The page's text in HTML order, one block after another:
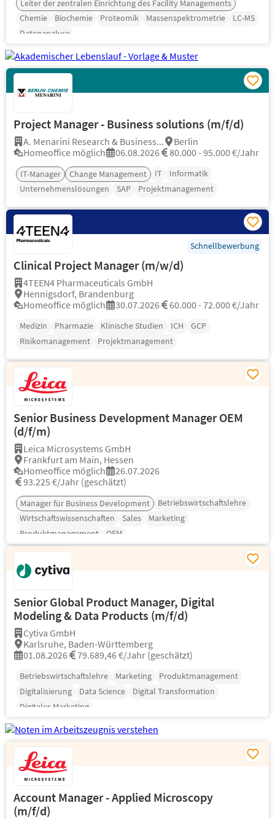
Leiter der zentralen Einrichtung des Facility Managements
Chemie
Biochemie Proteomik Massenspektrometrie
LC-MS
Datenanalyse
Project Manager - Business solutions (m/f/d)
A. Menarini Research & Business...
Berlin
Homeoffice möglich
06.08.2026 80.000 - 95.000 €/Jahr
IT-Manager Change Management IT
Informatik
Unternehmenslösungen
SAP Projektmanagement
Schnellbewerbung
Clinical Project Manager (m/w/d)
4TEEN4 Pharmaceuticals GmbH
Hennigsdorf, Brandenburg
Homeoffice möglich
30.07.2026 60.000 - 72.000 €/Jahr
Medizin Pharmazie Klinische Studien ICH
GCP
Risikomanagement
Projektmanagement
Senior Business Development Manager OEM
(d/f/m)
Leica Microsystems GmbH
Frankfurt am Main, Hessen
Homeoffice möglich
26.07.2026
93.225 €/Jahr (geschätzt)
Manager für Business Development
Betriebswirtschaftslehre
Wirtschaftswissenschaften
Sales
Marketing
Produktmanagement
OEM
Senior Global Product Manager, Digital
Modeling & Data Products (m/f/d)
Cytiva GmbH
Karlsruhe, Baden-Württemberg
01.08.2026
79.689,46 €/Jahr (geschätzt)
Betriebswirtschaftslehre Marketing
Produktmanagement
Digitalisierung
Data Science
Digital Transformation
Digitales Marketing
Account Manager - Applied Microscopy
(m/f/d)